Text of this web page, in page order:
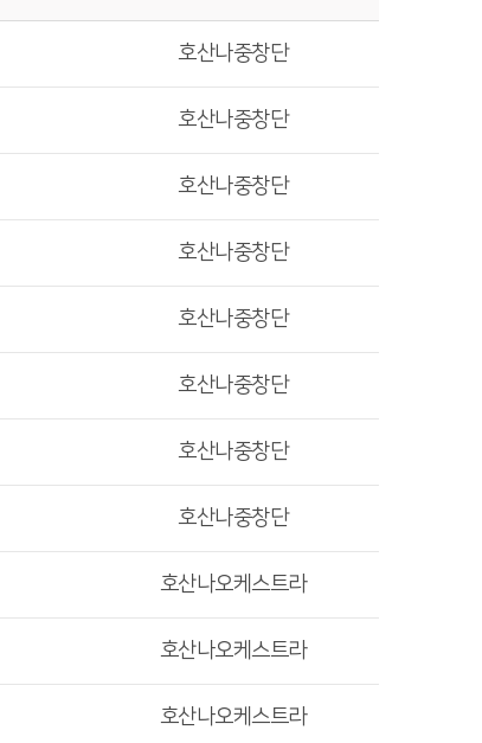
호산나중창단
호산나중창단
호산나중창단
호산나중창단
호산나중창단
호산나중창단
호산나중창단
호산나중창단
호산나오케스트라
호산나오케스트라
호산나오케스트라